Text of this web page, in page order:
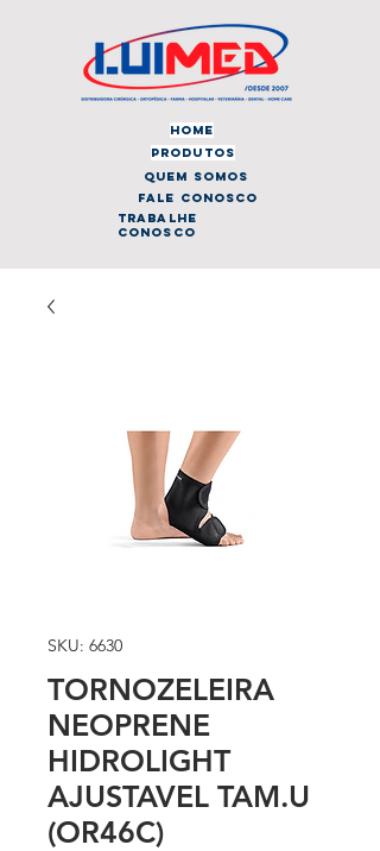
home
produtos
quem somos
fale conosco
trabalhe
conosco
SKU: 6630
TORNOZELEIRA
NEOPRENE
HIDROLIGHT
AJUSTAVEL TAM.U
(OR46C)